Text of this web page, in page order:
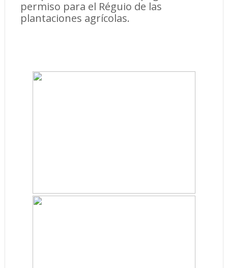
permiso para el Réguio de las
plantaciones agrícolas.